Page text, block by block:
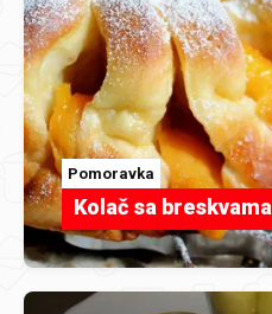
Pomoravka
Kolač sa breskvama